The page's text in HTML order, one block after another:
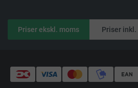
Priser ekskl. moms Priser inkl.